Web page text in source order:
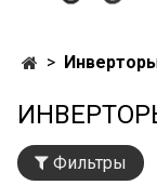
Фильтры